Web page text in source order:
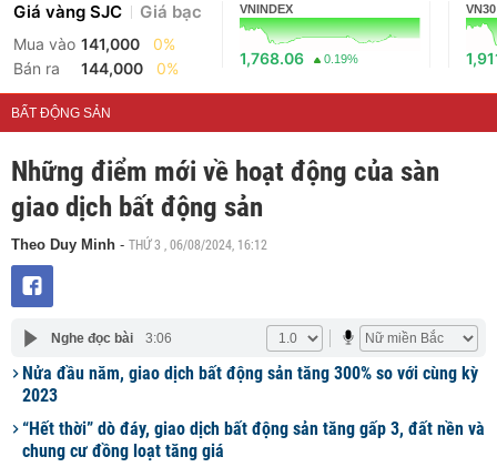
Giá vàng SJC Giá bạc
Mua vào 141,000
0%
Bán ra
144,000 0%
VNINDEX
1,768.06 0.19%
VN30
BẤT ĐỘNG SẢN
Những điểm mới về hoạt động của sàn
giao dịch bất động sản
Theo Duy Minh - THỨ 3 , 06/08/2024, 16:12
Nghe đọc bài 3:06
Nửa đầu năm, giao dịch bất động sản tăng 300% so với cùng kỳ
2023
“Hết thời” dò đáy, giao dịch bất động sản tăng gấp 3, đất nền và
chung cư đồng loạt tăng giá